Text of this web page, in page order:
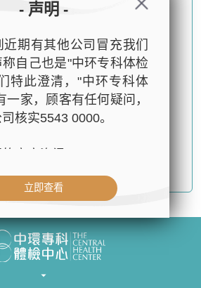
- 声明 -
期有其他公司冒充我们
自己也是"中环专科体检
特此澄清，"中环专科体
一家，顾客有任何疑问，
核实5543 0000。
中环专科体检中心（The
皇后大道中99号中环中
室（中环港铁站出口
立即查看